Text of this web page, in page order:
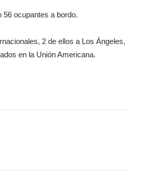
56 ocupantes a bordo.
2 de ellos a Los Ángeles,
en la Unión Americana.